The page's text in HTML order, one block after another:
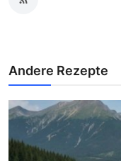
Andere Rezepte